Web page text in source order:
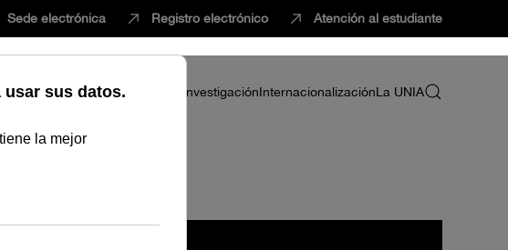
Sede electrónica Registro electrónico Atención al estudiante
Vida universitariaProfesorado InvestigaciónInternacionalizaciónLa UNIA